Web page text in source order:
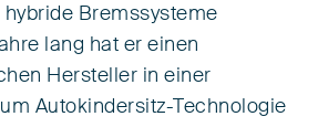
Bremssysteme
lang hat er einen
Hersteller in einer
Autokindersitz-Technologie